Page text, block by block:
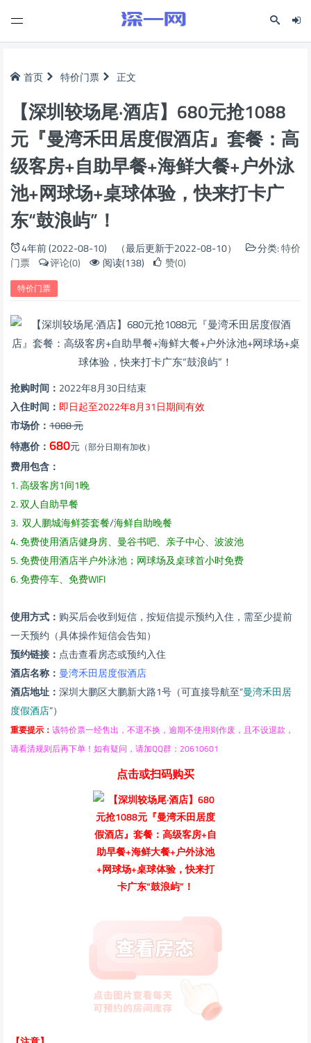
首页 特价门票 正文
【深圳较场尾·酒店】680元抢1088
元『曼湾禾田居度假酒店』套餐：高
级客房+自助早餐+海鲜大餐+户外泳
池+网球场+桌球体验，快来打卡广
东“鼓浪屿”！
4年前 (2022-08-10) （最后更新于2022-08-10） 分类:特价
门票
评论(0) 阅读(138) 赞(0)
特价门票
抢购时间： 2022年8月30日结束
入住时间： 即日起至2022年8月31日期间有效
市场价： 1088 元
特惠价： 680元 （部分日期有加收）
费用包含：
1. 高级客房1间1晚
2. 双人自助早餐
3. 双人鹏城海鲜荟套餐/海鲜自助晚餐
4. 免费使用酒店健身房、曼谷书吧、亲子中心、波波池
5. 免费使用酒店半户外泳池；网球场及桌球首小时免费
6. 免费停车、免费WIFI
使用方式： 购买后会收到短信，按短信提示预约入住，需至少提前
一天预约（具体操作短信会告知）
预约链接： 点击查看房态或预约入住
酒店名称： 曼湾禾田居度假酒店
酒店地址： 深圳大鹏区大鹏新大路1号（可直接导航至“曼湾禾田居
度假酒店”）
重要提示： 该特价票一经售出，不退不换，逾期不使用则作废，且不设退款，
请看清规则后再下单！ 如有疑问，请加QQ群：20610601
点击或扫码购买